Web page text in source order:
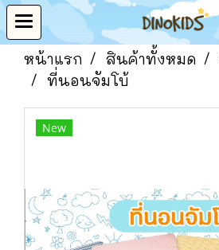
หน้าแรก สินค้าทั้งหมด
ที่นอนจัมโบ้
New